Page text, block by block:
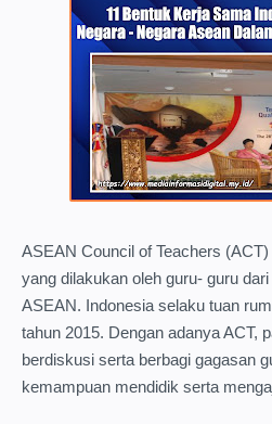
ASEAN Council of Teachers
yang dilakukan oleh guru- guru
ASEAN. Indonesia selaku tuan
tahun 2015. Dengan adanya ACT,
berdiskusi serta berbagi gagasan
kemampuan mendidik serta